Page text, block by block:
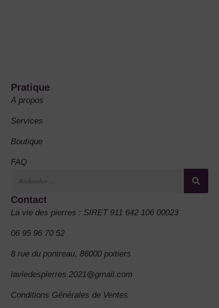
Pratique
À propos
Services
Boutique
FAQ
Contact
La vie des pierres : SIRET 911 642 106 00023
06 95 96 70 52
8 rue du pontreau, 86000 poitiers
laviedespierres.2021@gmail.com
Conditions Générales de Ventes